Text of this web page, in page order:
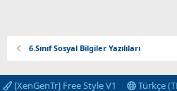
6.Sınıf Sosyal Bilgiler Yazılıları
[XenGenTr] Free Style V1 Türkçe